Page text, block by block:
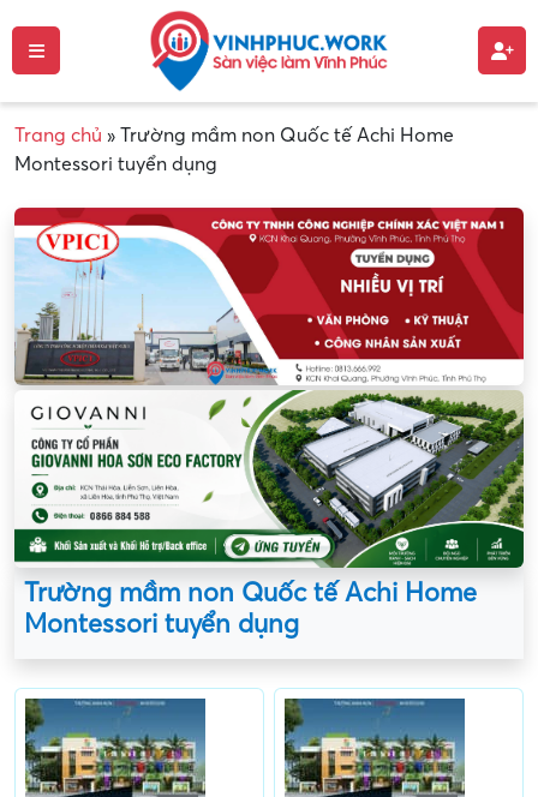
Trang chủ » Trường mầm non Quốc tế Achi Home
Montessori tuyển dụng
Trường mầm non Quốc tế Achi Home
Montessori tuyển dụng